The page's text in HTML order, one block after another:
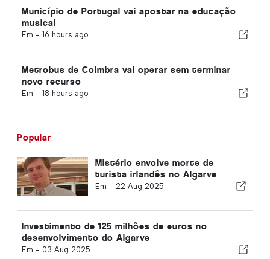
Município de Portugal vai apostar na educação
musical
Em - 16 hours ago
Metrobus de Coimbra vai operar sem terminar
novo recurso
Em - 18 hours ago
Popular
Mistério envolve morte de
turista irlandês no Algarve
Em - 22 Aug 2025
Investimento de 125 milhões de euros no
desenvolvimento do Algarve
Em - 03 Aug 2025